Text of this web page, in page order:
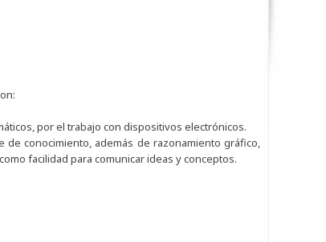
por el trabajo con dispositivos electrónicos.
conocimiento, además de razonamiento gráfico,
facilidad para comunicar ideas y conceptos.